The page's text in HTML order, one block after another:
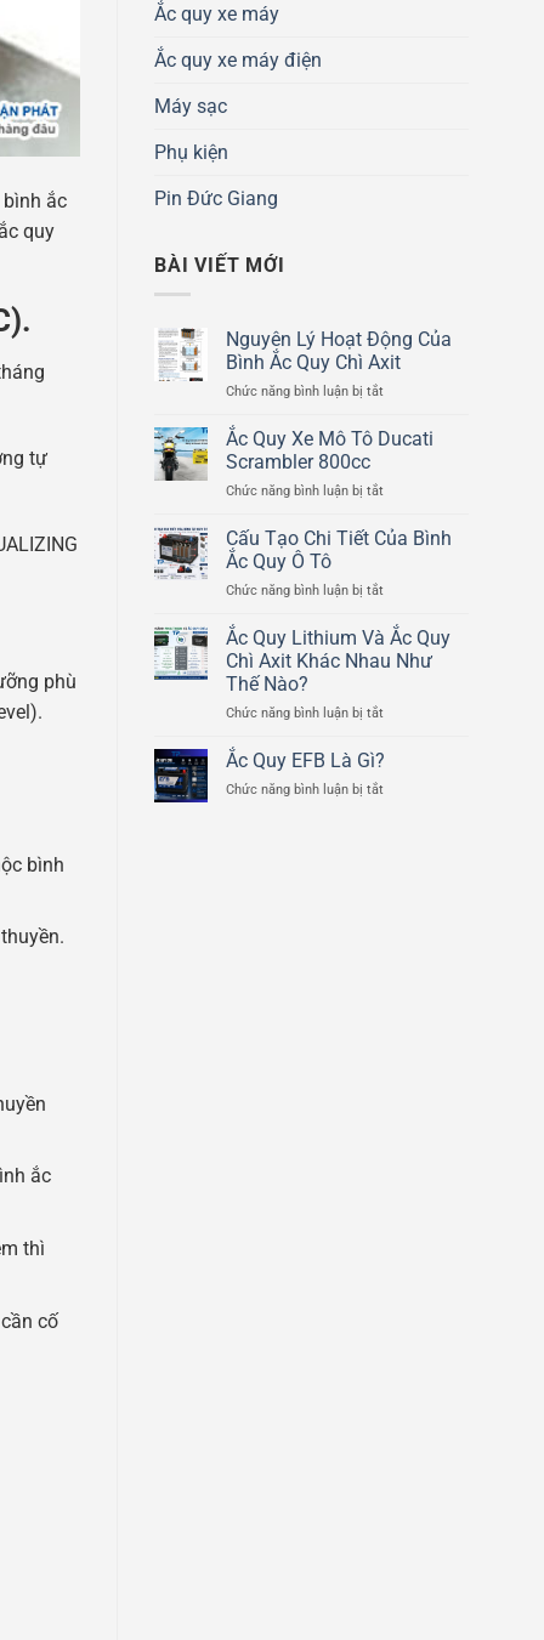
ắc
quy
tự
phù
bình
ắc
thì
cố
Ắc quy xe máy
Ắc quy xe máy điện
Máy sạc
Phụ kiện
Pin Đức Giang
BÀI VIẾT MỚI
Nguyên Lý Hoạt Động Của
Bình Ắc Quy Chì Axit
Chức năng bình luận bị tắt
Lý
Của
Ắc
Axit
Ắc Quy Xe Mô Tô Ducati
Scrambler 800cc
Chức năng bình luận bị tắt
Quy
Tô
Scrambler
800cc
Cấu Tạo Chi Tiết Của Bình
Ắc Quy Ô Tô
Chức năng bình luận bị tắt
Tạo
Chi
Tiết
Bình
Quy
Tô
Ắc Quy Lithium Và Ắc Quy
Chì Axit Khác Nhau Như
Thế Nào?
Chức năng bình luận bị tắt
Quy
Và
Ắc Quy EFB Là Gì?
Chức năng bình luận bị tắt